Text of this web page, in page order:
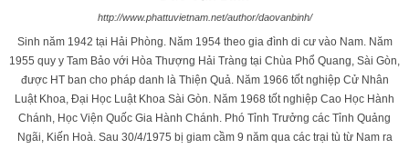
http://www.phattuvietnam.net/author/daovanbinh/
Sinh năm 1942 tại Hải Phòng. Năm 1954 theo gia đình di cư vào Nam. Năm
1955 quy y Tam Bảo với Hòa Thượng Hải Tràng tại Chùa Phổ Quang, Sài Gòn,
được HT ban cho pháp danh là Thiện Quả. Năm 1966 tốt nghiệp Cử Nhân
Luật Khoa, Đại Học Luật Khoa Sài Gòn. Năm 1968 tốt nghiệp Cao Học Hành
Chánh, Học Viện Quốc Gia Hành Chánh. Phó Tỉnh Trưởng các Tỉnh Quảng
Ngãi, Kiến Hoà. Sau 30/4/1975 bị giam cầm 9 năm qua các trại tù từ Nam ra